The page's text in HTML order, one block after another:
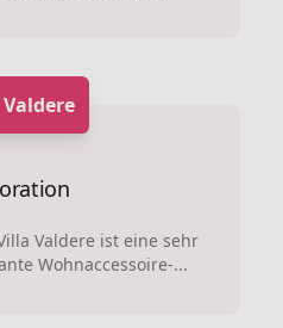
Valdere ist eine sehr
Wohnaccessoire-...